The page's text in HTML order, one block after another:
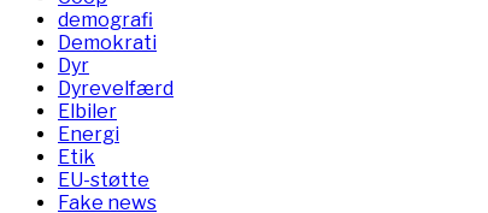
demografi
Demokrati
Dyr
Dyrevelfærd
Elbiler
Energi
Etik
EU-støtte
Fake news